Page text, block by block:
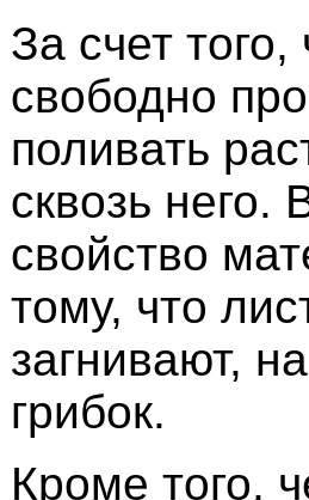
За счет того,
свободно
поливать
сквозь него.
свойство
тому, что
загнивают,
грибок.
Кроме того,